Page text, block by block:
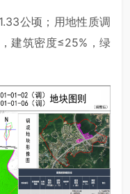
公顷；用地性质调
建筑密度≤25%，绿